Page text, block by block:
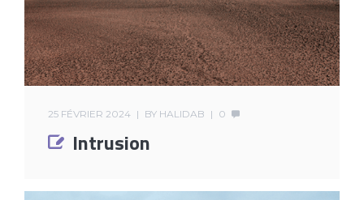
25 FÉVRIER 2024 BY HALIDAB 0
Intrusion